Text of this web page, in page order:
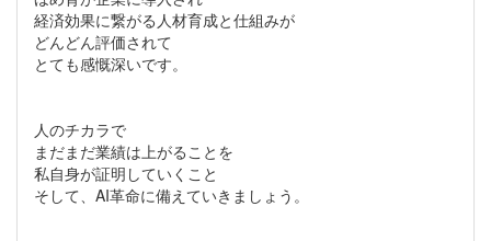
経済効果に繋がる人材育成と仕組みが
どんどん評価されて
とても感慨深いです。
人のチカラで
まだまだ業績は上がることを
私自身が証明していくこと
そして、AI革命に備えていきましょう。